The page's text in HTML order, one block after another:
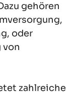
gehören
oder
von
zahlreiche